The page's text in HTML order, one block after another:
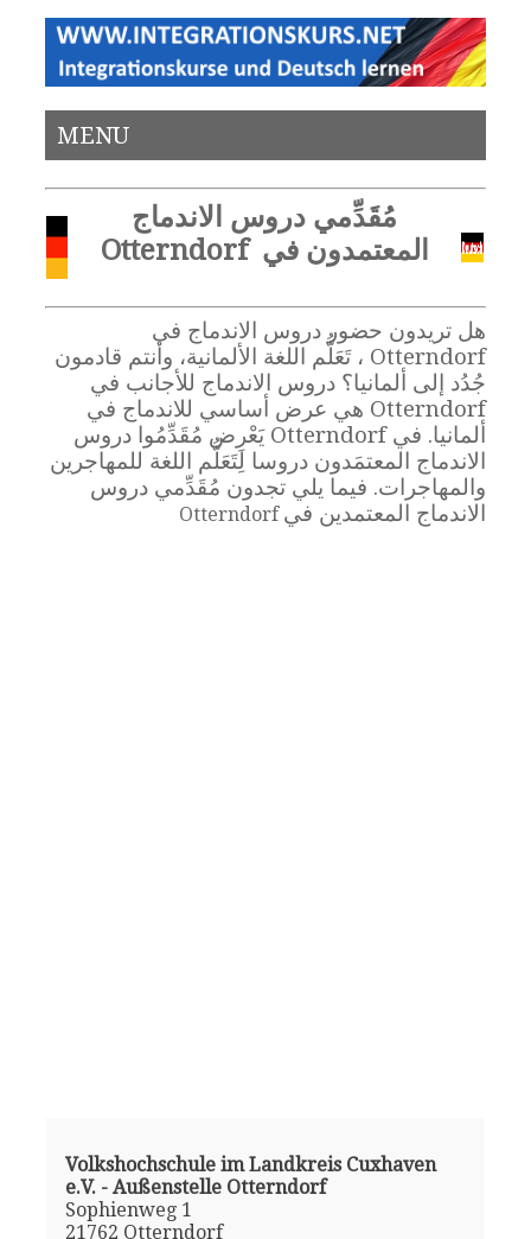
MENU
مُقَدِّمي دروس الاندماج
المعتمدون في Otterndorf
هل تريدون حضور دروس الاندماج في
Otterndorf ، تَعَلُّم اللغة الألمانية، وأنتم قادمون
جُدُد إلى ألمانيا؟ دروس الاندماج للأجانب في
Otterndorf هي عرض أساسي للاندماج في
ألمانيا. في Otterndorf يَعْرِض مُقَدِّمُوا دروس
الاندماج المعتمَدون دروسا لِتَعَلُّم اللغة للمهاجرين
والمهاجرات. فيما يلي تجدون مُقَدِّمي دروس
الاندماج المعتمدين في Otterndorf
Volkshochschule im Landkreis Cuxhaven
e.V. - Außenstelle Otterndorf
Sophienweg 1
21762 Otterndorf